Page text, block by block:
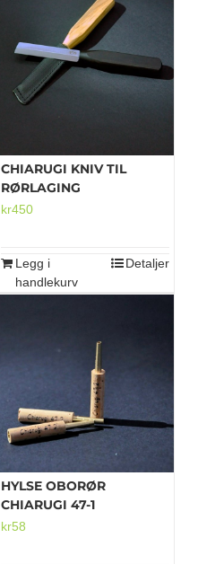
CHIARUGI KNIV TIL
RØRLAGING
kr450
Legg i
handlekurv
Detaljer
HYLSE OBORØR
CHIARUGI 47-1
kr58